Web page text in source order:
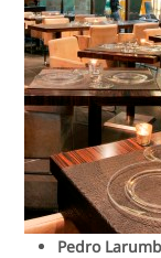
Pedro